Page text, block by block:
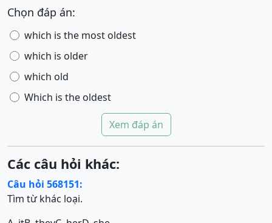
Chọn đáp án:
which is the most oldest
which is older
which old
Which is the oldest
Xem đáp án
Các câu hỏi khác:
Câu hỏi 568151:
Tìm từ khác loại.